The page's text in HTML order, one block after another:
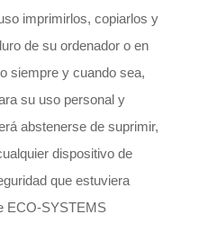
imprimirlos, copiarlos y
de su ordenador o en
siempre y cuando sea,
su uso personal y
abstenerse de suprimir,
dispositivo de
que estuviera
ECO-SYSTEMS